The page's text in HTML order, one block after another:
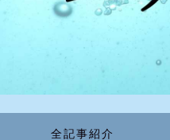
全記事紹介